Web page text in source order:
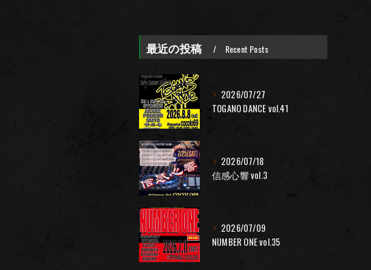
最近の投稿 Recent Posts
2026/07/27
TOGANO DANCE vol.41
2026/07/18
信感心響 vol.3
2026/07/09
NUMBER ONE vol.35